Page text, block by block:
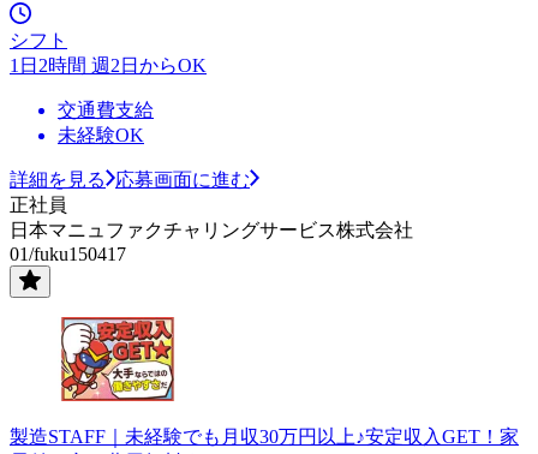
シフト
1日2時間 週2日からOK
交通費支給
未経験OK
詳細を見る
応募画面に進む
正社員
日本マニュファクチャリングサービス株式会社
01/fuku150417
製造STAFF｜未経験でも月収30万円以上♪安定収入GET！家